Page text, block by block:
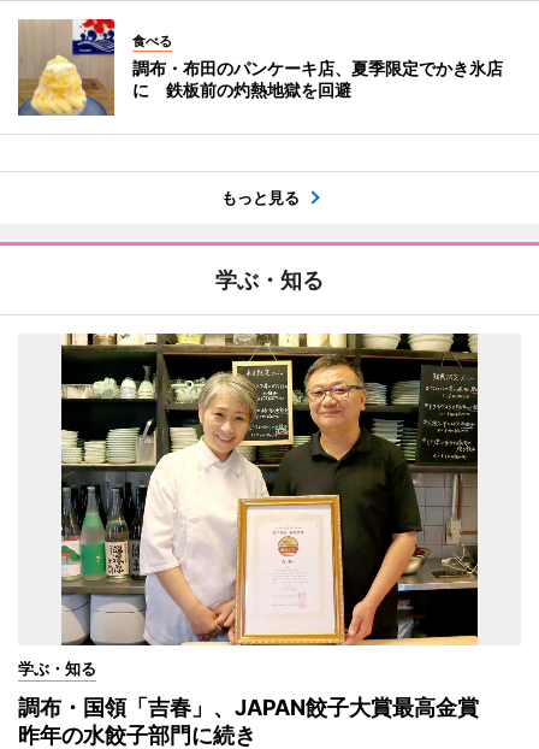
食べる
調布・布田のパンケーキ店、夏季限定でかき氷店
に 鉄板前の灼熱地獄を回避
もっと見る
学ぶ・知る
学ぶ・知る
調布・国領「吉春」、JAPAN餃子大賞最高金賞
昨年の水餃子部門に続き